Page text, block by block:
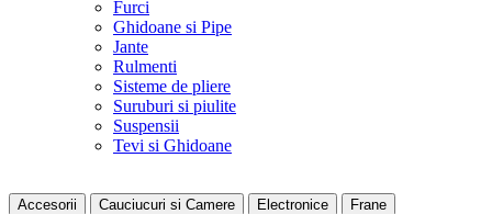
Furci
Ghidoane si Pipe
Jante
Rulmenti
Sisteme de pliere
Suruburi si piulite
Suspensii
Tevi si Ghidoane
Accesorii Cauciucuri si Camere Electronice
Frane